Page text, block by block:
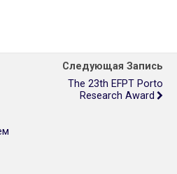
Следующая Запись
The 23th EFPT Porto
Research Award